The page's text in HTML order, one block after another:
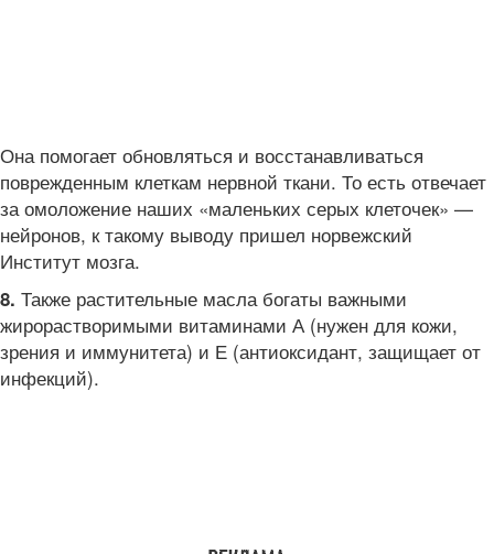
Она помогает обновляться и восстанавливаться
поврежденным клеткам нервной ткани. То есть отвечает
за омоложение наших «маленьких серых клеточек» —
нейронов, к такому выводу пришел норвежский
Институт мозга.
8. Также растительные масла богаты важными
жирорастворимыми витаминами А (нужен для кожи,
зрения и иммунитета) и Е (антиоксидант, защищает от
инфекций).